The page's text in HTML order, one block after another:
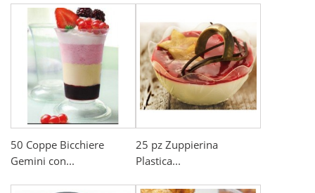
50 Coppe Bicchiere
Gemini con...
25 pz Zuppierina
Plastica...